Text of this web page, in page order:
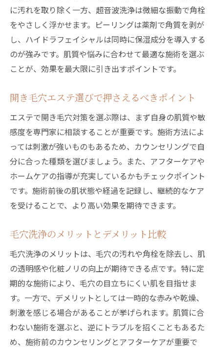
方
エステの毛穴洗浄で後悔しないためのコツ
毛穴ケアのプロが教える肌質別アプローチ
毛穴ケアに効くエステ施術の種類を解説
吸引や超音波などエステ毛穴洗浄の種類
毛穴エステのピーリングとハイドラ施術比
毛穴洗浄エステ効果とデメリットを知る
敏感肌向けエステ毛穴施術の選び方
開き毛穴におすすめのエステ施術とは
フェイシャルエステで叶う毛穴洗浄の真実
敏感肌ならどの毛穴ケアが最適か検証
敏感肌向けエステ毛穴洗浄の特徴と安全性
毛穴洗浄で肌トラブルを防ぐための工夫
肌に優しい毛穴エステの選び方解説
敏感肌でも安心なエステ毛穴対策を伝授
自宅ケアとの違いから見る敏感肌の毛穴ケ
ア
話題の毛穴洗浄エステ効果を徹底比較
エステ毛穴洗浄で得られる効果と注意点
に汚れを取り除く一方、超音波洗浄は微細な振動で角栓
をやさしく浮かせます。ピーリングは薬剤で角質を剥が
し、ハイドラフェイシャルは同時に保湿成分を導入する
のが強みです。肌質や悩みに合わせて最適な施術を選ぶ
ことが、効果を最大限に引き出すポイントです。
開き毛穴エステ選びで押さえるべきポイント
エステで開き毛穴対策を選ぶ際は、まず自身の肌質や敏
感度を専門家に相談することが重要です。施術方法によ
っては刺激が強いものもあるため、カウンセリングで自
分に合った種類を選びましょう。また、アフターケアや
ホームケアの指導が充実しているかもチェックポイント
です。施術前後の肌状態や経過を記録し、継続的なケア
を受けることで、より高い効果を期待できます。
毛穴洗浄のメリットとデメリット比較
毛穴洗浄のメリットは、毛穴の汚れや角栓を除去し、肌
の透明感や化粧ノリの向上が期待できる点です。特に定
期的な施術により、毛穴の目立ちにくい肌を目指せま
す。一方で、デメリットとしては一時的な赤みや乾燥、
刺激を感じる場合があることが挙げられます。肌質に合
わない施術を選ぶと、逆にトラブルを招くこともあるた
め、施術前のカウンセリングとアフターケアが重要で